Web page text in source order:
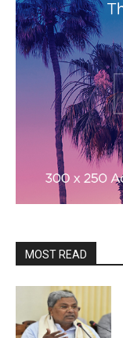
MOST READ